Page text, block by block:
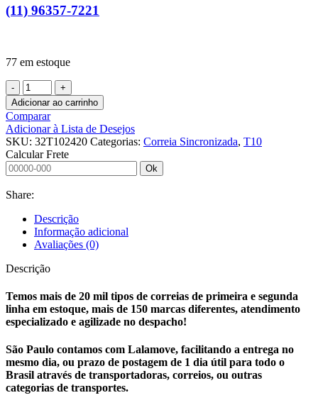
(11) 96357-7221
77 em estoque
CORREIA
SINCRONIZADA
32
T10
2420
quantidade
Adicionar ao carrinho
Comparar
Adicionar à Lista de Desejos
SKU: 32T102420 Categorias: Correia Sincronizada, T10
Calcular Frete
Ok
Share:
Descrição
Informação adicional
Avaliações (0)
Descrição
Temos mais de 20 mil tipos de correias de primeira e segunda
linha em estoque, mais de 150 marcas diferentes, atendimento
especializado e agilizade no despacho!
São Paulo contamos com Lalamove, facilitando a entrega no
mesmo dia, ou prazo de postagem de 1 dia útil para todo o
Brasil através de transportadoras, correios, ou outras
categorias de transportes.